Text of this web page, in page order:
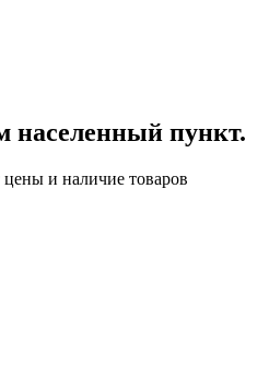
населенный пункт.
и наличие товаров